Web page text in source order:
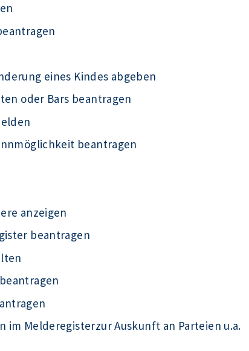
eines Kindes abgeben
oder Bars beantragen
beantragen
anzeigen
beantragen
Melderegisterzur Auskunft an Parteien u.a.